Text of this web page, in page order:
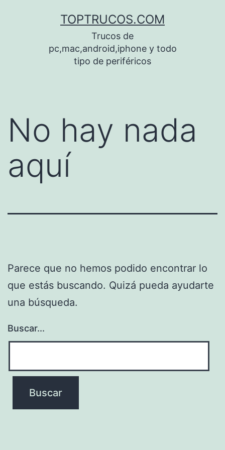
TOPTRUCOS.COM
Trucos de
pc,mac,android,iphone y todo
tipo de periféricos
No hay nada
aquí
Parece que no hemos podido encontrar lo
que estás buscando. Quizá pueda ayudarte
una búsqueda.
Buscar...